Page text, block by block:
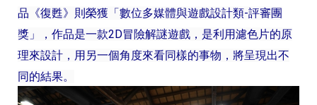
品《復甦》則榮獲「數位多媒體與遊戲設計類-評審團
獎」，作品是一款2D冒險解謎遊戲，是利用濾色片的原
理來設計，用另一個角度來看同樣的事物，將呈現出不
同的結果。